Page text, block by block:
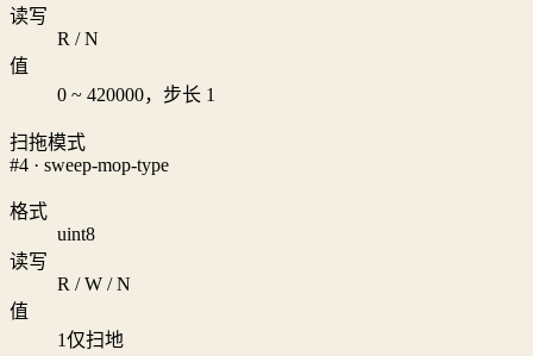
读写
R / N
值
0 ~ 420000，步长 1
扫拖模式
#4 · sweep-mop-type
格式
uint8
读写
R / W / N
值
1仅扫地